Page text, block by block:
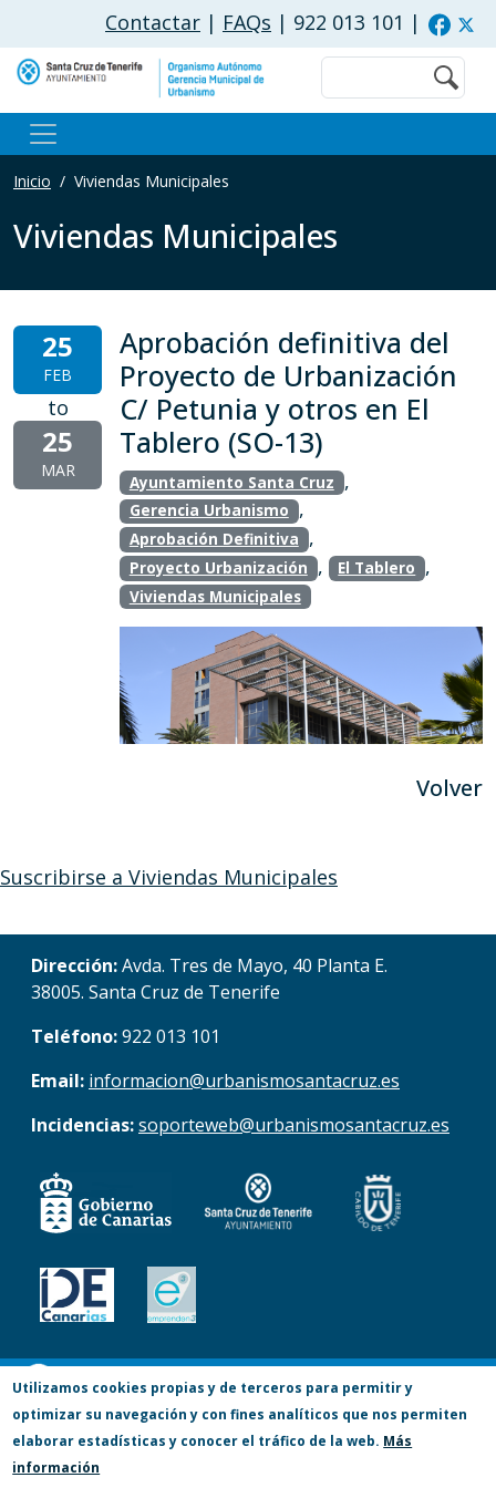
Pasar al contenido principal
Contactar | FAQs | 922 013 101 |
Buscar
Inicio Viviendas Municipales
Viviendas Municipales
25
FEB
to
25
MAR
Aprobación definitiva del
Proyecto de Urbanización
C/ Petunia y otros en El
Tablero (SO-13)
Ayuntamiento Santa Cruz ,
Gerencia Urbanismo ,
Aprobación Definitiva ,
Proyecto Urbanización , El Tablero ,
Viviendas Municipales
Volver
Suscribirse a Viviendas Municipales
Dirección:Avda. Tres de Mayo, 40 Planta E.
38005. Santa Cruz de Tenerife
Teléfono:922 013 101
Email: informacion@urbanismosantacruz.es
Incidencias:soporteweb@urbanismosantacruz.es
© Copyright 2017. Todos los derechos
reservados.
Accesibilidad
Utilizamos cookies propias y de terceros para permitir y
optimizar su navegación y con fines analíticos que nos permiten
elaborar estadísticas y conocer el tráfico de la web. Más
información